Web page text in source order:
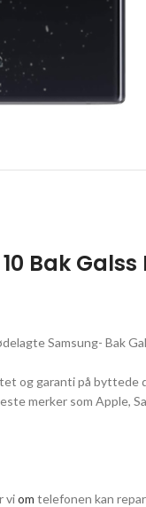
Bak Galss
Samsung- Bak
og garanti på byttede
merker som Apple,
viom telefonen kan